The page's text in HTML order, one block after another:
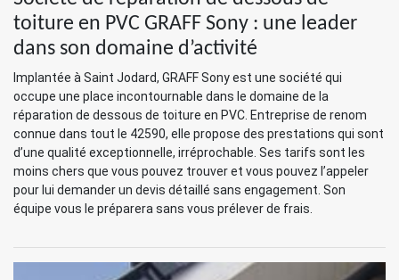
toiture en PVC GRAFF Sony : une leader
dans son domaine d’activité
Implantée à Saint Jodard, GRAFF Sony est une société qui
occupe une place incontournable dans le domaine de la
réparation de dessous de toiture en PVC. Entreprise de renom
connue dans tout le 42590, elle propose des prestations qui sont
d’une qualité exceptionnelle, irréprochable. Ses tarifs sont les
moins chers que vous pouvez trouver et vous pouvez l’appeler
pour lui demander un devis détaillé sans engagement. Son
équipe vous le préparera sans vous prélever de frais.